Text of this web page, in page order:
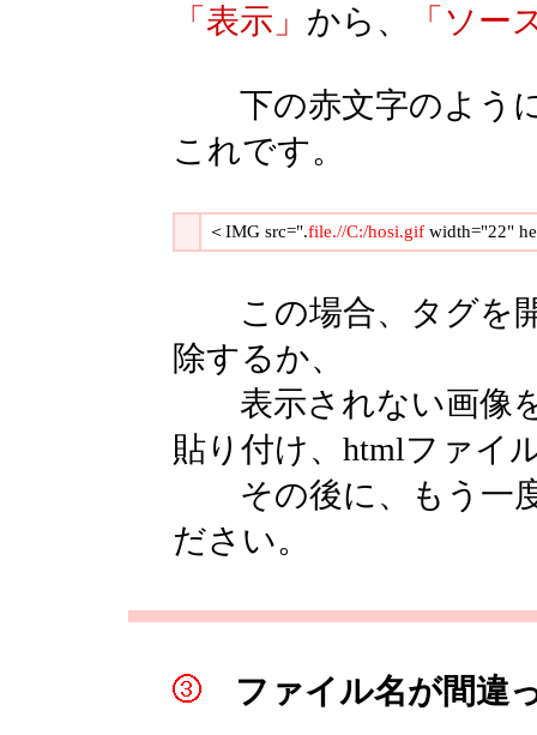
「表示」 から、 「ソー
下の赤文字のように
これです。
＜IMG src=".file.//C:/hosi.gifwidth="22"
この場合、タグを開
除するか、
表示されない画像を
貼り付け、htmlファイ
その後に、もう一度
ださい。
ファイル名が間違